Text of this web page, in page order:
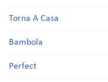
Torna A Casa
Bambola
Perfect